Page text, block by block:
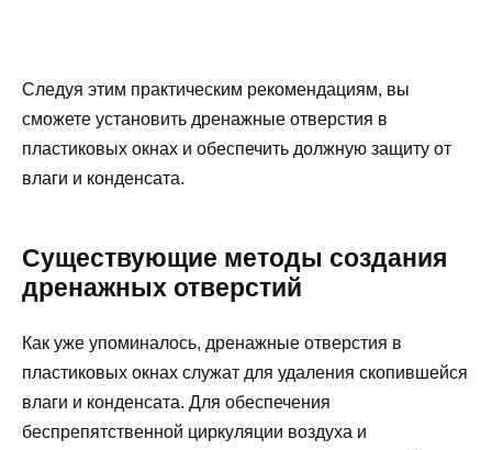
Следуя этим практическим рекомендациям, вы
сможете установить дренажные отверстия в
пластиковых окнах и обеспечить должную защиту от
влаги и конденсата.
Существующие методы создания
дренажных отверстий
Как уже упоминалось, дренажные отверстия в
пластиковых окнах служат для удаления скопившейся
влаги и конденсата. Для обеспечения
беспрепятственной циркуляции воздуха и